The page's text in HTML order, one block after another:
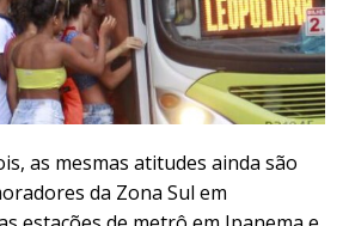
as mesmas atitudes ainda são
da Zona Sul em